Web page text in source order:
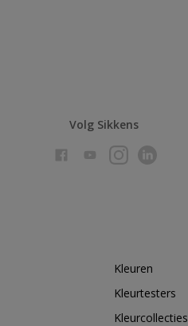
Volg Sikkens
Kleuren
Kleurtesters
Kleurcollecties